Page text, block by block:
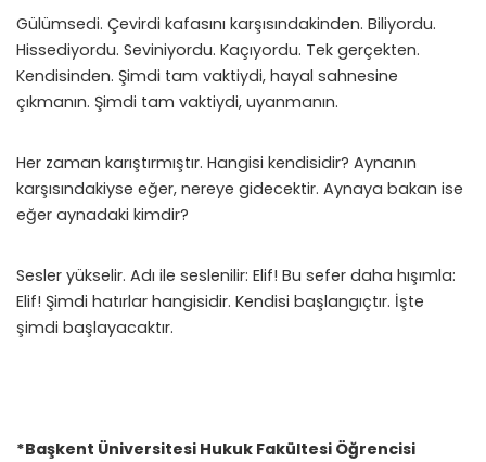
Gülümsedi. Çevirdi kafasını karşısındakinden. Biliyordu.
Hissediyordu. Seviniyordu. Kaçıyordu. Tek gerçekten.
Kendisinden. Şimdi tam vaktiydi, hayal sahnesine
çıkmanın. Şimdi tam vaktiydi, uyanmanın.
Her zaman karıştırmıştır. Hangisi kendisidir? Aynanın
karşısındakiyse eğer, nereye gidecektir. Aynaya bakan ise
eğer aynadaki kimdir?
Sesler yükselir. Adı ile seslenilir: Elif! Bu sefer daha hışımla:
Elif! Şimdi hatırlar hangisidir. Kendisi başlangıçtır. İşte
şimdi başlayacaktır.
*Başkent Üniversitesi Hukuk Fakültesi Öğrencisi